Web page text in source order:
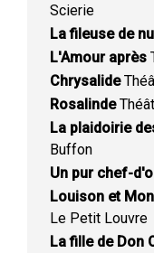
Scierie
La fileuse de
L'Amour après
Chrysalide
Rosalinde
La plaidoirie
Buffon
Un pur chef-
Louison et
Le Petit Louvre
La fille de Don